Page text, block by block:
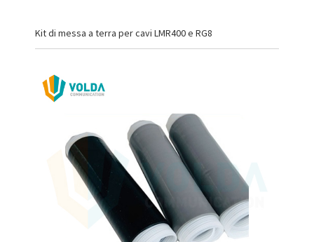
Kit di messa a terra per cavi LMR400 e RG8